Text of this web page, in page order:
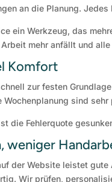
an die Planung.
ein Werkzeug, das
mehr anfällt und
Komfort
zur festen
sind
die Fehlerquote
weniger
der Website leistet
Wir prüfen,